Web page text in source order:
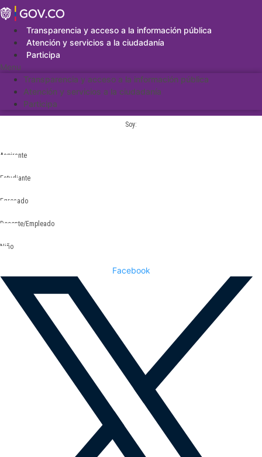
Saltar
al
contenidoTransparencia y acceso a la información pública
Atención y servicios a la ciudadanía
Participa
Menu
Transparencia y acceso a la información pública
Atención y servicios a la ciudadanía
Participa
Soy:
Aspirante
Estudiante
Egresado
Docente/Empleado
Niño
Facebook